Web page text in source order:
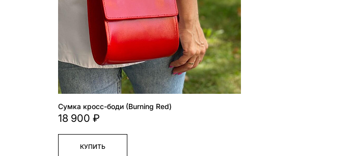
Сумка кросс-боди (Burning Red)
18 900 ₽
КУПИТЬ